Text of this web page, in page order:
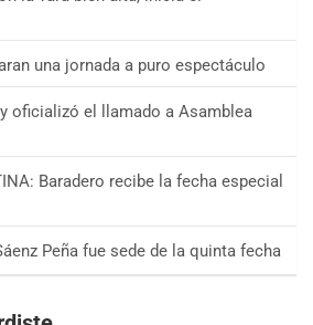
una jornada a puro espectáculo
oficializó el llamado a Asamblea
Baradero recibe la fecha especial
Peña fue sede de la quinta fecha